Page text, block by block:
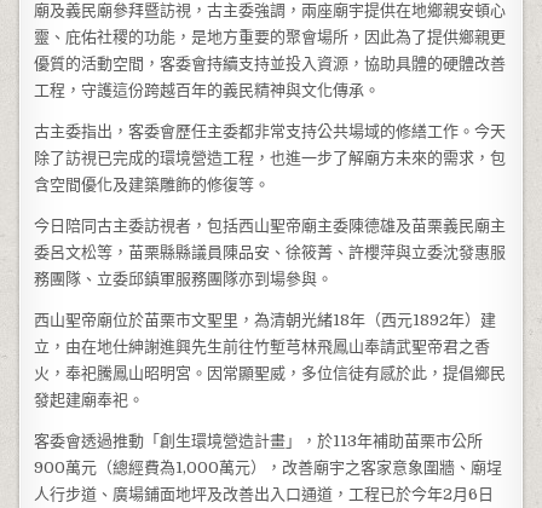
廟及義民廟參拜暨訪視，古主委強調，兩座廟宇提供在地鄉親安頓心
靈、庇佑社稷的功能，是地方重要的聚會場所，因此為了提供鄉親更
優質的活動空間，客委會持續支持並投入資源，協助具體的硬體改善
工程，守護這份跨越百年的義民精神與文化傳承。
古主委指出，客委會歷任主委都非常支持公共場域的修繕工作。今天
除了訪視已完成的環境營造工程，也進一步了解廟方未來的需求，包
含空間優化及建築雕飾的修復等。
今日陪同古主委訪視者，包括西山聖帝廟主委陳德雄及苗栗義民廟主
委呂文松等，苗栗縣縣議員陳品安、徐筱菁、許櫻萍與立委沈發惠服
務團隊、立委邱鎮軍服務團隊亦到場參與。
西山聖帝廟位於苗栗市文聖里，為清朝光緒18年（西元1892年）建
立，由在地仕紳謝進興先生前往竹塹芎林飛鳳山奉請武聖帝君之香
火，奉祀騰鳳山昭明宮。因常顯聖威，多位信徒有感於此，提倡鄉民
發起建廟奉祀。
客委會透過推動「創生環境營造計畫」，於113年補助苗栗市公所
900萬元（總經費為1,000萬元），改善廟宇之客家意象圍牆、廟埕
人行步道、廣場鋪面地坪及改善出入口通道，工程已於今年2月6日